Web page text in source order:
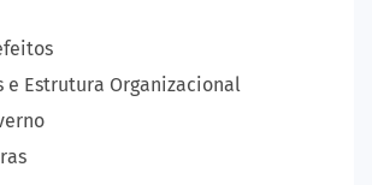
e Estrutura Organizacional